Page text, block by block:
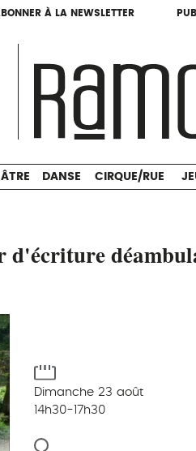
À LA NEWSLETTER
À LA NEWSLETTER
DANSE CIRQUE/RUE
d'écriture
Dimanche 23 août
14h30-17h30